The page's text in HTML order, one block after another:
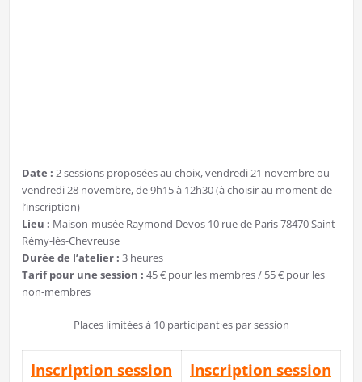
Date : 2 sessions proposées au choix, vendredi 21 novembre ou
vendredi 28 novembre, de 9h15 à 12h30 (à choisir au moment de
l’inscription)
Lieu : Maison-musée Raymond Devos 10 rue de Paris 78470 Saint-
Rémy-lès-Chevreuse
Durée de l’atelier : 3 heures
Tarif pour une session : 45 € pour les membres / 55 € pour les
non-membres
Places limitées à 10 participant·es par session
Inscription session
Inscription session